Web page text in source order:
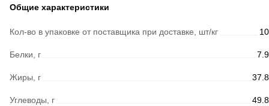
Общие характеристики
Кол-во в упаковке от поставщика при доставке, шт/кг 10
Белки, г 7.9
Жиры, г 37.8
Углеводы, г 49.8